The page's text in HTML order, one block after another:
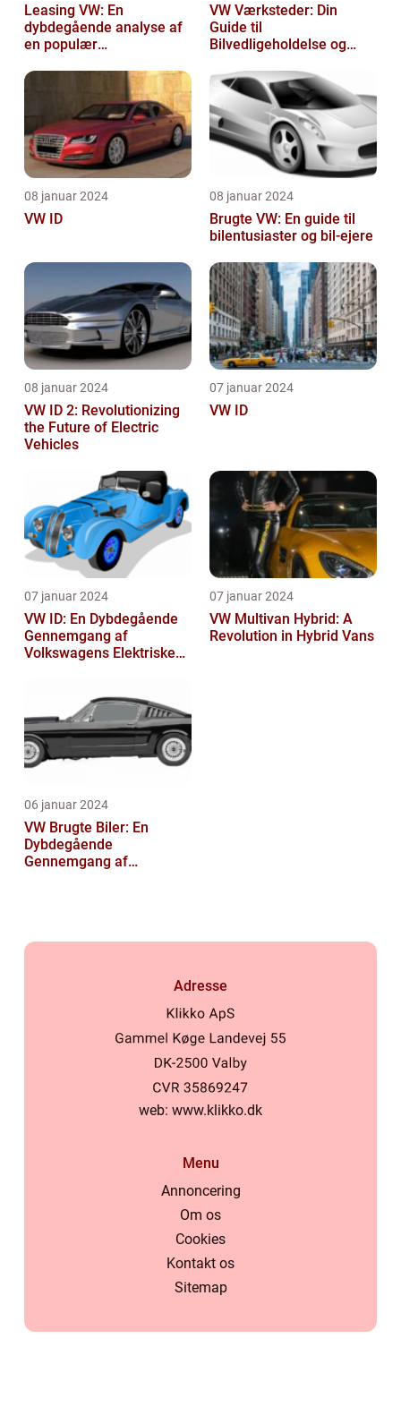
Leasing VW: En
dybdegående analyse af
en populær
VW Værksteder: Din
Guide til
Bilvedligeholdelse og
08 januar 2024
VW ID
08 januar 2024
Brugte VW: En guide til
bilentusiaster og bil-ejere
08 januar 2024
VW ID 2: Revolutionizing
the Future of Electric
Vehicles
07 januar 2024
VW ID
07 januar 2024
VW ID: En Dybdegående
Gennemgang af
Volkswagens Elektriske
07 januar 2024
VW Multivan Hybrid: A
Revolution in Hybrid Vans
06 januar 2024
VW Brugte Biler: En
Dybdegående
Gennemgang af
Adresse
web: www.klikko.dk
Menu
Annoncering
Om os
Cookies
Kontakt os
Sitemap